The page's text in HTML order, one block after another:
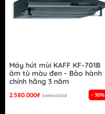
- 30%
Máy hút mùi KAFF KF-701B
âm tủ màu đen - Bảo hành
chính hãng 3 năm
2.580.000₫ 3.680.000₫